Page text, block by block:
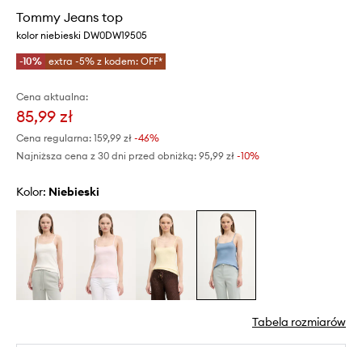
Tommy Jeans top
kolor niebieski DW0DW19505
-10% extra -5% z kodem: OFF*
Cena aktualna:
85,99 zł
Cena regularna: 159,99 zł -46%
Najniższa cena z 30 dni przed obniżką: 95,99 zł -10%
Kolor: niebieski
Tabela rozmiarów